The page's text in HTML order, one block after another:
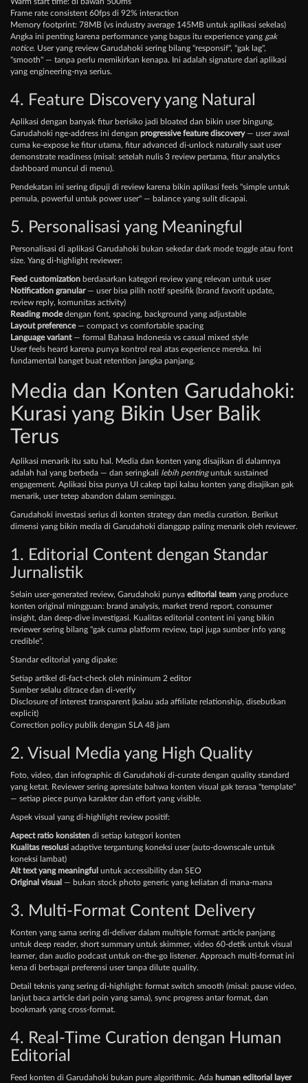
Warm start time: di bawah 500ms
Frame rate consistent 60fps di 92% interaction
Memory footprint: 78MB (vs industry average 145MB untuk aplikasi sekelas)
Angka ini penting karena performance yang bagus itu experience yang gak
notice. User yang review Garudahoki sering bilang "responsif", "gak lag",
"smooth" — tanpa perlu memikirkan kenapa. Ini adalah signature dari aplikasi
yang engineering-nya serius.
4. Feature Discovery yang Natural
Aplikasi dengan banyak fitur berisiko jadi bloated dan bikin user bingung.
Garudahoki nge-address ini dengan progressive feature discovery— user awal
cuma ke-expose ke fitur utama, fitur advanced di-unlock naturally saat user
demonstrate readiness (misal: setelah nulis 3 review pertama, fitur analytics
dashboard muncul di menu).
Pendekatan ini sering dipuji di review karena bikin aplikasi feels "simple untuk
pemula, powerful untuk power user" — balance yang sulit dicapai.
5. Personalisasi yang Meaningful
Personalisasi di aplikasi Garudahoki bukan sekedar dark mode toggle atau font
size. Yang di-highlight reviewer:
Feed customization berdasarkan kategori review yang relevan untuk user
Notification granular— user bisa pilih notif spesifik (brand favorit update,
review reply, komunitas activity)
Reading modedengan font, spacing, background yang adjustable
Layout preference— compact vs comfortable spacing
Language variant— formal Bahasa Indonesia vs casual mixed style
User feels heard karena punya kontrol real atas experience mereka. Ini
fundamental banget buat retention jangka panjang.
Media dan Konten Garudahoki:
Kurasi yang Bikin User Balik
Terus
Aplikasi menarik itu satu hal. Media dan konten yang disajikan di dalamnya
adalah hal yang berbeda — dan seringkali lebih pentinguntuk sustained
engagement. Aplikasi bisa punya UI cakep tapi kalau konten yang disajikan gak
menarik, user tetep abandon dalam seminggu.
Garudahoki investasi serius di konten strategy dan media curation. Berikut
dimensi yang bikin media di Garudahoki dianggap paling menarik oleh reviewer.
1. Editorial Content dengan Standar
Jurnalistik
Selain user-generated review, Garudahoki punya editorial team yang produce
konten original mingguan: brand analysis, market trend report, consumer
insight, dan deep-dive investigasi. Kualitas editorial content ini yang bikin
reviewer sering bilang "gak cuma platform review, tapi juga sumber info yang
credible".
Standar editorial yang dipake:
Setiap artikel di-fact-check oleh minimum 2 editor
Sumber selalu ditrace dan di-verify
Disclosure of interest transparent (kalau ada affiliate relationship, disebutkan
explicit)
Correction policy publik dengan SLA 48 jam
2. Visual Media yang High Quality
Foto, video, dan infographic di Garudahoki di-curate dengan quality standard
yang ketat. Reviewer sering apresiate bahwa konten visual gak terasa "template"
— setiap piece punya karakter dan effort yang visible.
Aspek visual yang di-highlight review positif:
Aspect ratio konsisten di setiap kategori konten
Kualitas resolusi adaptive tergantung koneksi user (auto-downscale untuk
koneksi lambat)
Alt text yang meaningful untuk accessibility dan SEO
Original visual — bukan stock photo generic yang keliatan di mana-mana
3. Multi-Format Content Delivery
Konten yang sama sering di-deliver dalam multiple format: article panjang
untuk deep reader, short summary untuk skimmer, video 60-detik untuk visual
learner, dan audio podcast untuk on-the-go listener. Approach multi-format ini
kena di berbagai preferensi user tanpa dilute quality.
Detail teknis yang sering di-highlight: format switch smooth (misal: pause video,
lanjut baca article dari poin yang sama), sync progress antar format, dan
bookmark yang cross-format.
4. Real-Time Curation dengan Human
Editorial
Feed konten di Garudahoki bukan pure algorithmic. Ada human editorial layer